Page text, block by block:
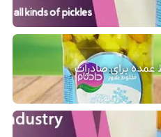
برای صادرات